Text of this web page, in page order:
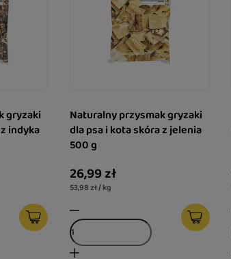
gryzaki
indyka
Naturalny przysmak gryzaki
dla psa i kota skóra z jelenia
500 g
26,99 zł
53,98 zł / kg